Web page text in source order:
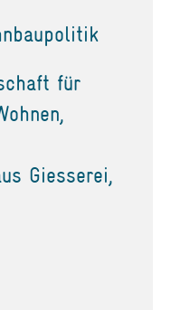
für
Giesserei,